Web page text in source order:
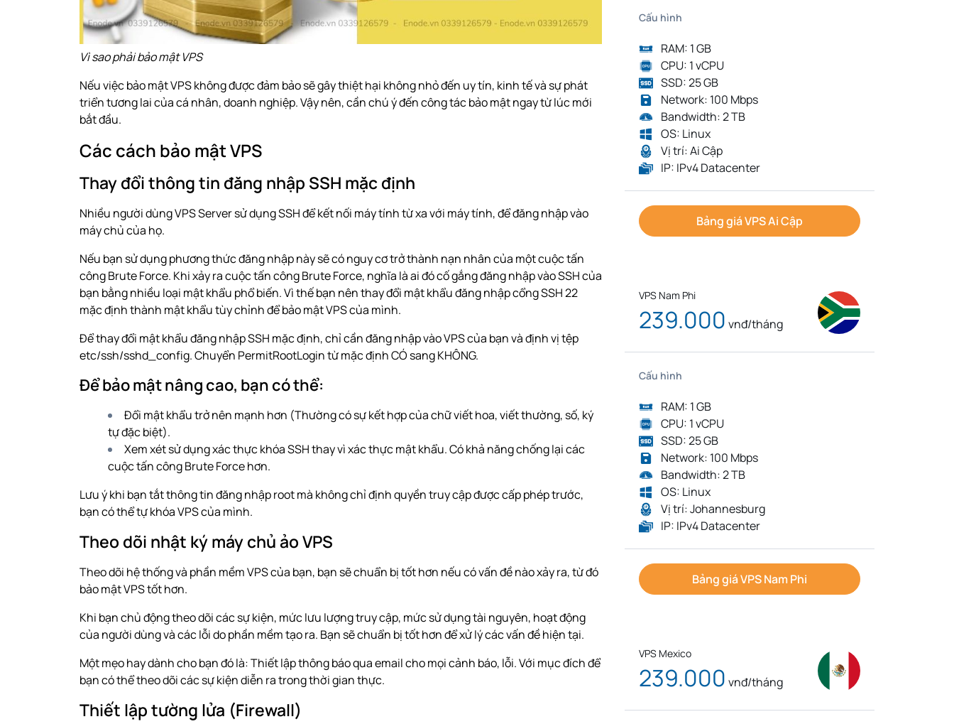
Vì sao phải bảo mật VPS
Nếu việc bảo mật VPS không được đảm bảo sẽ gây thiệt hại không nhỏ đến uy tín, kinh tế và sự phát
triển tương lai của cá nhân, doanh nghiệp. Vậy nên, cần chú ý đến công tác bảo mật ngay từ lúc mới
bắt đầu.
Các cách bảo mật VPS
Thay đổi thông tin đăng nhập SSH mặc định
Nhiều người dùng VPS Server sử dụng SSH để kết nối máy tính từ xa với máy tính, để đăng nhập vào
máy chủ của họ.
Nếu bạn sử dụng phương thức đăng nhập này sẽ có nguy cơ trở thành nạn nhân của một cuộc tấn
công Brute Force. Khi xảy ra cuộc tấn công Brute Force, nghĩa là ai đó cố gắng đăng nhập vào SSH của
bạn bằng nhiều loại mật khẩu phổ biến. Vì thế bạn nên thay đổi mật khẩu đăng nhập cổng SSH 22
mặc định thành mật khẩu tùy chỉnh để bảo mật VPS của mình.
Để thay đổi mật khẩu đăng nhập SSH mặc định, chỉ cần đăng nhập vào VPS của bạn và định vị tệp
etc/ssh/sshd_config. Chuyển PermitRootLogin từ mặc định CÓ sang KHÔNG.
Để bảo mật nâng cao, bạn có thể:
Đổi mật khẩu trở nên mạnh hơn (Thường có sự kết hợp của chữ viết hoa, viết thường, số, ký
tự đặc biệt).
Xem xét sử dụng xác thực khóa SSH thay vì xác thực mật khẩu. Có khả năng chống lại các
cuộc tấn công Brute Force hơn.
Lưu ý khi bạn tắt thông tin đăng nhập root mà không chỉ định quyền truy cập được cấp phép trước,
bạn có thể tự khóa VPS của mình.
Theo dõi nhật ký máy chủ ảo VPS
Theo dõi hệ thống và phần mềm VPS của bạn, bạn sẽ chuẩn bị tốt hơn nếu có vấn đề nào xảy ra, từ đó
bảo mật VPS tốt hơn.
Khi bạn chủ động theo dõi các sự kiện, mức lưu lượng truy cập, mức sử dụng tài nguyên, hoạt động
của người dùng và các lỗi do phần mềm tạo ra. Bạn sẽ chuẩn bị tốt hơn để xử lý các vấn đề hiện tại.
Một mẹo hay dành cho bạn đó là: Thiết lập thông báo qua email cho mọi cảnh báo, lỗi. Với mục đích để
bạn có thể theo dõi các sự kiện diễn ra trong thời gian thực.
Thiết lập tường lửa (Firewall)
Cấu hình
RAM: 1 GB
CPU: 1 vCPU
SSD: 25 GB
Network: 100 Mbps
Bandwidth: 2 TB
OS: Linux
Vị trí: Ai Cập
IP: IPv4 Datacenter
Bảng giá VPS Ai Cập
VPS Nam Phi
239.000 vnđ/tháng
Cấu hình
RAM: 1 GB
CPU: 1 vCPU
SSD: 25 GB
Network: 100 Mbps
Bandwidth: 2 TB
OS: Linux
Vị trí: Johannesburg
IP: IPv4 Datacenter
Bảng giá VPS Nam Phi
VPS Mexico
239.000 vnđ/tháng